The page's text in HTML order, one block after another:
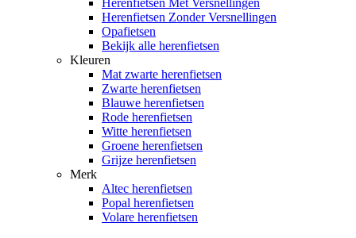
Herenfietsen Met Versnellingen
Herenfietsen Zonder Versnellingen
Opafietsen
Bekijk alle herenfietsen
Kleuren
Mat zwarte herenfietsen
Zwarte herenfietsen
Blauwe herenfietsen
Rode herenfietsen
Witte herenfietsen
Groene herenfietsen
Grijze herenfietsen
Merk
Altec herenfietsen
Popal herenfietsen
Volare herenfietsen